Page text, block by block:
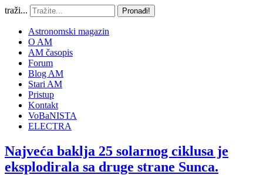
traži... Pronađi!
Astronomski magazin
O AM
AM časopis
Forum
Blog AM
Stari AM
Pristup
Kontakt
VoBaNISTA
ELECTRA
Najveća baklja 25 solarnog ciklusa je
eksplodirala sa druge strane Sunca.